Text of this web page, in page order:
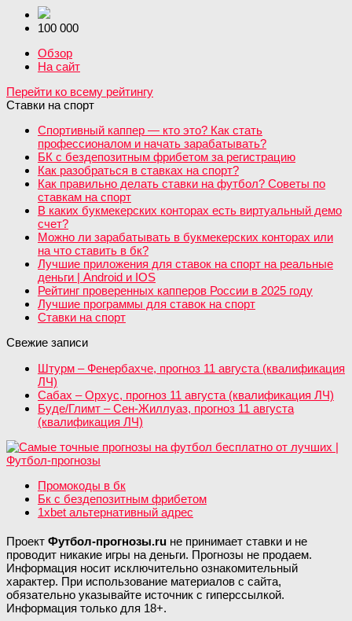
100 000
Обзор
На сайт
Перейти ко всему рейтингу
Ставки на спорт
Спортивный каппер — кто это? Как стать
профессионалом и начать зарабатывать?
БК с бездепозитным фрибетом за регистрацию
Как разобраться в ставках на спорт?
Как правильно делать ставки на футбол? Советы по
ставкам на спорт
В каких букмекерских конторах есть виртуальный демо
счет?
Можно ли зарабатывать в букмекерских конторах или
на что ставить в бк?
Лучшие приложения для ставок на спорт на реальные
деньги | Android и IOS
Рейтинг проверенных капперов России в 2025 году
Лучшие программы для ставок на спорт
Ставки на спорт
Свежие записи
Штурм – Фенербахче, прогноз 11 августа (квалификация
ЛЧ)
Сабах – Орхус, прогноз 11 августа (квалификация ЛЧ)
Буде/Глимт – Сен-Жиллуаз, прогноз 11 августа
(квалификация ЛЧ)
Промокоды в бк
Бк с бездепозитным фрибетом
1xbet альтернативный адрес
Проект Футбол-прогнозы.ru не принимает ставки и не
проводит никакие игры на деньги. Прогнозы не продаем.
Информация носит исключительно ознакомительный
характер. При использование материалов с сайта,
обязательно указывайте источник с гиперссылкой.
Информация только для 18+.